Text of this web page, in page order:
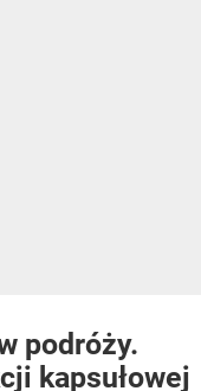
podróży.
kapsułowej